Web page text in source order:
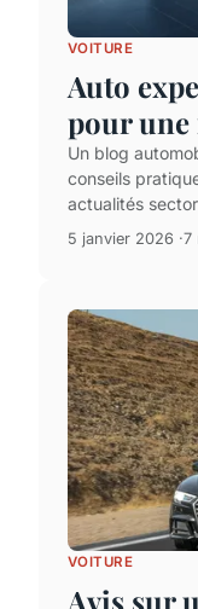
VOITURE
Auto
pour
Un blog
conseils
actualités
5 janvier 2026 7
VOITURE
Avis sur